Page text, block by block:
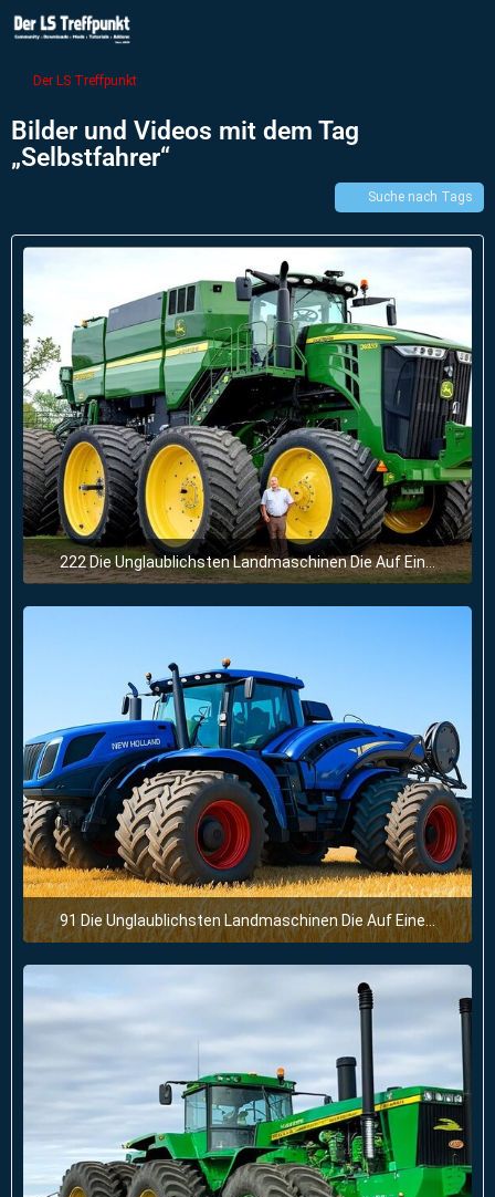
Der LS Treffpunkt
Bilder und Videos mit dem Tag
„Selbstfahrer“
Suche nach Tags
222 Die Unglaublichsten Landmaschinen Die Auf Einem Anderen Level Sind
28. Juni 2025 um 11:57
91 Die Unglaublichsten Landmaschinen Die Auf Einem Anderen Level Sind
28. Juni 2025 um 11:54